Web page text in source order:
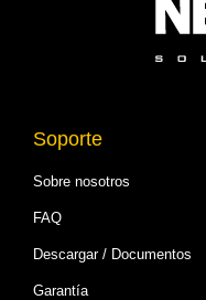
Soporte
Sobre nosotros
FAQ
Descargar / Documentos
Garantía